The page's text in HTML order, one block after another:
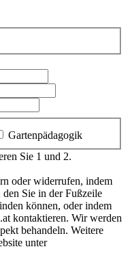
Gartenpädagogik
Sie 1 und 2.
oder widerrufen, indem
Sie in der Fußzeile
können, oder indem
kontaktieren. Wir werden
behandeln. Weitere
unter